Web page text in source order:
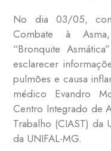
No dia 03/05,
Combate à
“Bronquite
esclarecer
pulmões e causa
médico Evandro
Centro Integrado de
Trabalho (CIAST) da
da UNIFAL-MG.